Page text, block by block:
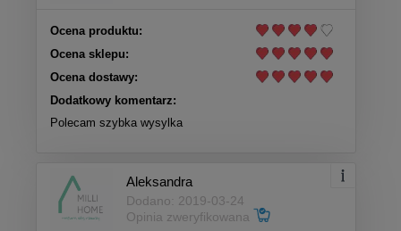
Ocena produktu:
Ocena sklepu:
Ocena dostawy:
Dodatkowy komentarz:
Polecam szybka wysylka
Aleksandra
Dodano: 2019-03-24
Opinia zweryfikowana